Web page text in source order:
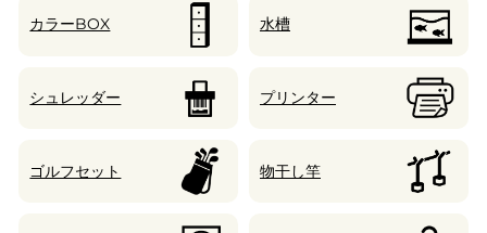
カラーBOX 水槽
シュレッダー プリンター
ゴルフセット 物干し竿